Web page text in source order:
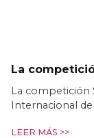
La
La competición
Internacional de
LEER MÁS >>